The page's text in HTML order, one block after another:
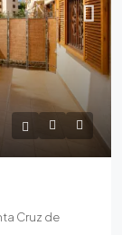
Cruz de